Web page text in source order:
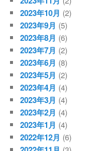
2023年10月 (2)
2023年9月 (5)
2023年8月 (6)
2023年7月 (2)
2023年6月 (8)
2023年5月 (2)
2023年4月 (4)
2023年3月 (4)
2023年2月 (4)
2023年1月 (4)
2022年12月 (6)